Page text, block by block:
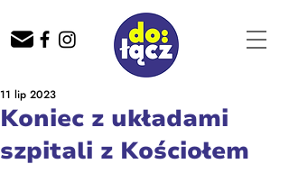
Koniec z układami
szpitali z Kościołem
11 lip 2023